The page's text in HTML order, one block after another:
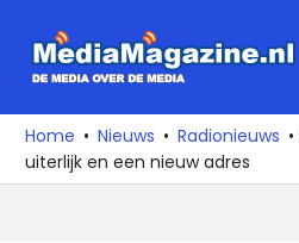
naar
media
over
de
Home Nieuws Radionieuws
uiterlijk en een nieuw adres